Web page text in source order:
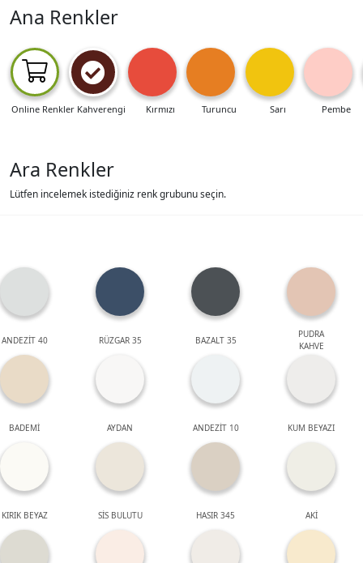
Ana Renkler
Online Renkler Kahverengi Kırmızı Turuncu Sarı Pembe
Ara Renkler
Lütfen incelemek istediğiniz renk grubunu seçin.
ANDEZİT 40 RÜZGAR 35 BAZALT 35
PUDRA
KAHVE
BADEMİ AYDAN ANDEZİT 10 KUM BEYAZI
KIRIK BEYAZ SİS BULUTU HASIR 345 AKİ